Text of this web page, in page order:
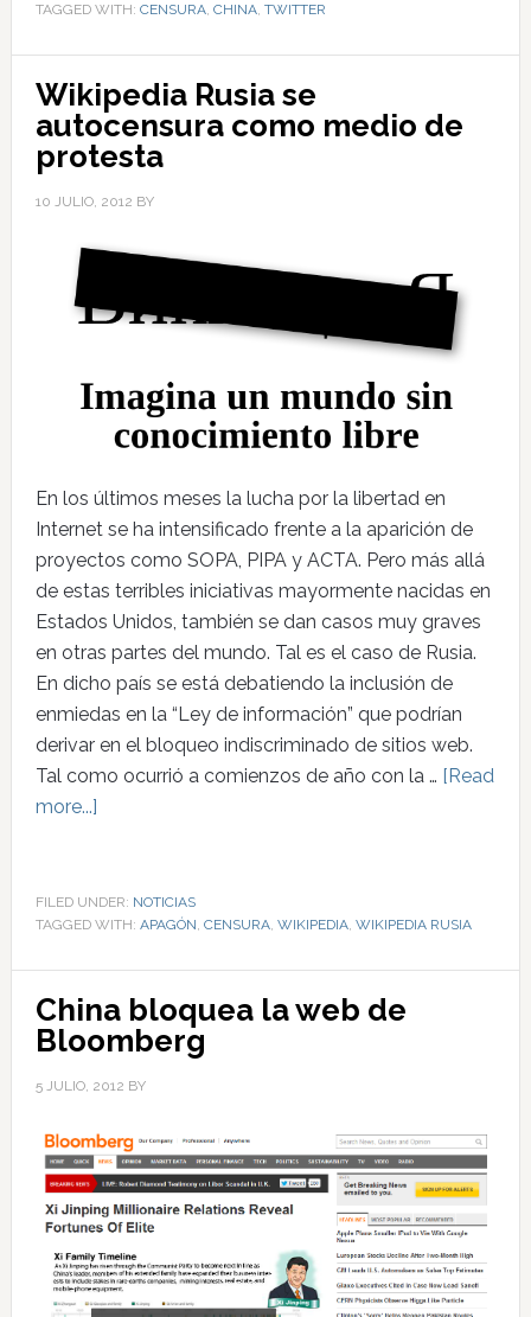
TAGGED WITH: CENSURA, CHINA, TWITTER
Wikipedia Rusia se
autocensura como medio de
protesta
10 JULIO, 2012 BY
En los últimos meses la lucha por la libertad en
Internet se ha intensificado frente a la aparición de
proyectos como SOPA, PIPA y ACTA. Pero más allá
de estas terribles iniciativas mayormente nacidas en
Estados Unidos, también se dan casos muy graves
en otras partes del mundo. Tal es el caso de Rusia.
En dicho país se está debatiendo la inclusión de
enmiedas en la “Ley de información” que podrían
derivar en el bloqueo indiscriminado de sitios web.
Tal como ocurrió a comienzos de año con la … [Read
more...]
FILED UNDER: NOTICIAS
TAGGED WITH: APAGÓN CENSURA, WIKIPEDIA, WIKIPEDIA RUSIA
China bloquea la web de
Bloomberg
5 JULIO, 2012 BY